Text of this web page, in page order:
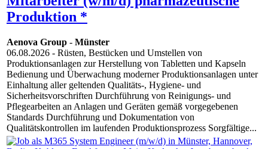
Produktion *
Aenova Group - Münster
06.08.2026 - Rüsten, Bestücken und Umstellen von
Produktionsanlagen zur Herstellung von Tabletten und Kapseln
Bedienung und Überwachung moderner Produktionsanlagen unter
Einhaltung aller geltenden Qualitäts-, Hygiene- und
Sicherheitsvorschriften Durchführung von Reinigungs- und
Pflegearbeiten an Anlagen und Geräten gemäß vorgegebenen
Standards Durchführung und Dokumentation von
Qualitätskontrollen im laufenden Produktionsprozess Sorgfältige...